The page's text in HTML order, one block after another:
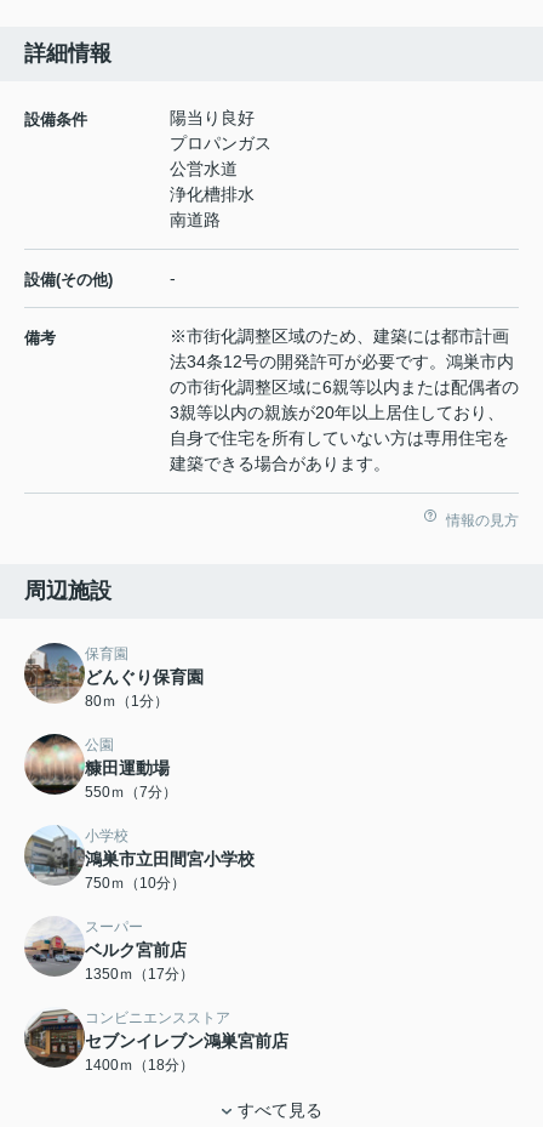
詳細情報
設備条件
陽当り良好
プロパンガス
公営水道
浄化槽排水
南道路
設備(その他) -
備考
※市街化調整区域のため、建築には都市計画
法34条12号の開発許可が必要です。鴻巣市内
の市街化調整区域に6親等以内または配偶者の
3親等以内の親族が20年以上居住しており、
自身で住宅を所有していない方は専用住宅を
建築できる場合があります。
情報の見方
周辺施設
保育園
どんぐり保育園
80ｍ（1分）
公園
糠田運動場
550ｍ（7分）
小学校
鴻巣市立田間宮小学校
750ｍ（10分）
スーパー
ベルク宮前店
1350ｍ（17分）
コンビニエンスストア
セブンイレブン鴻巣宮前店
1400ｍ（18分）
すべて見る